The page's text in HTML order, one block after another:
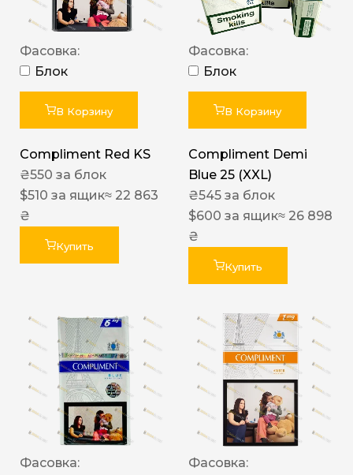
Фасовка:
Блок
В Корзину
Compliment Red KS
₴550 за блок
$510 за ящик≈ 22 863
₴
Купить
Фасовка:
Блок
В Корзину
Compliment Demi
Blue 25 (XXL)
₴545 за блок
$600 за ящик≈ 26 898
₴
Купить
Фасовка:
Фасовка: